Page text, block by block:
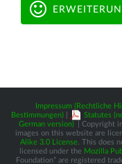
Impressum (Rechtliche
Bestimmungen)
Statutes
German version)
| Copyright
images on this website are
Alike 3.0 License . This does
licensed under the Mozilla
Foundation” are registered